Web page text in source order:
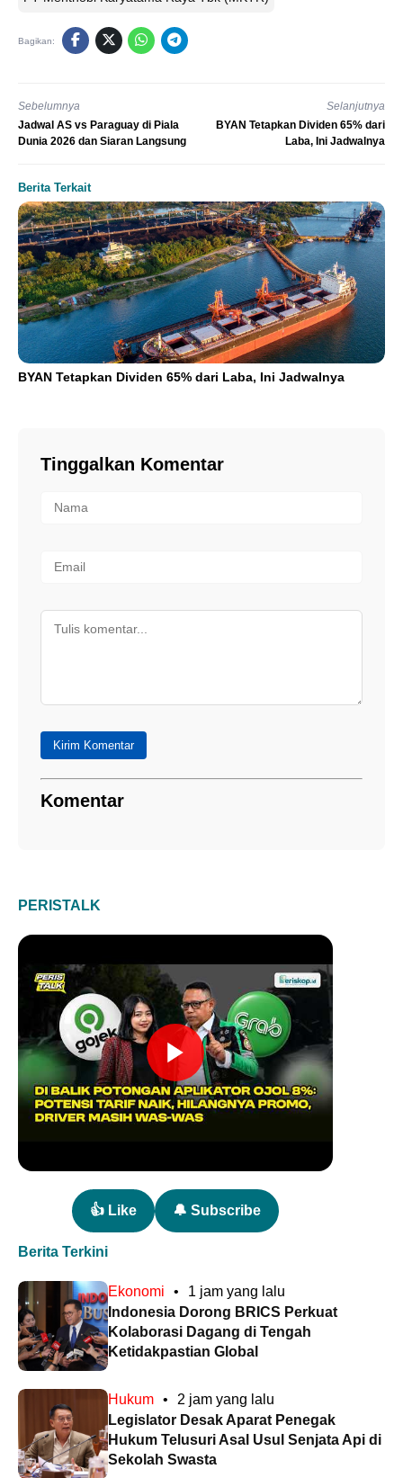
Bagikan:
Sebelumnya
Jadwal AS vs Paraguay di Piala
Dunia 2026 dan Siaran Langsung
Selanjutnya
BYAN Tetapkan Dividen 65% dari
Laba, Ini Jadwalnya
Berita Terkait
BYAN Tetapkan Dividen 65% dari Laba, Ini Jadwalnya
Tinggalkan Komentar
Kirim Komentar
Komentar
PERISTALK
👍 Like 🔔 Subscribe
Berita Terkini
Ekonomi •
1 jam yang lalu
Indonesia Dorong BRICS Perkuat
Kolaborasi Dagang di Tengah
Ketidakpastian Global
Hukum •
2 jam yang lalu
Legislator Desak Aparat Penegak
Hukum Telusuri Asal Usul Senjata Api di
Sekolah Swasta